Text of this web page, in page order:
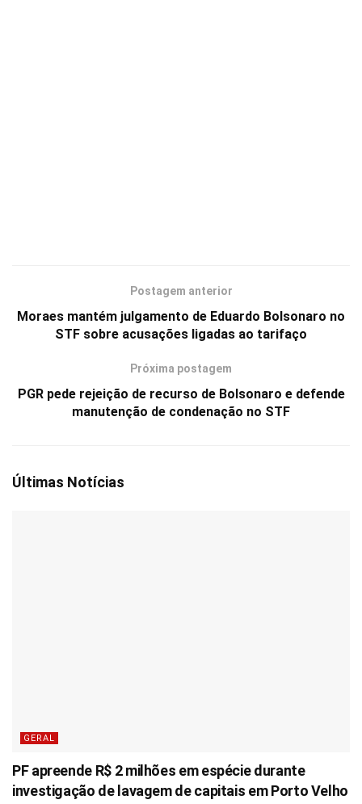
Postagem anterior
Moraes mantém julgamento de Eduardo Bolsonaro no
STF sobre acusações ligadas ao tarifaço
Próxima postagem
PGR pede rejeição de recurso de Bolsonaro e defende
manutenção de condenação no STF
Últimas Notícias
GERAL
PF apreende R$ 2 milhões em espécie durante
investigação de lavagem de capitais em Porto Velho